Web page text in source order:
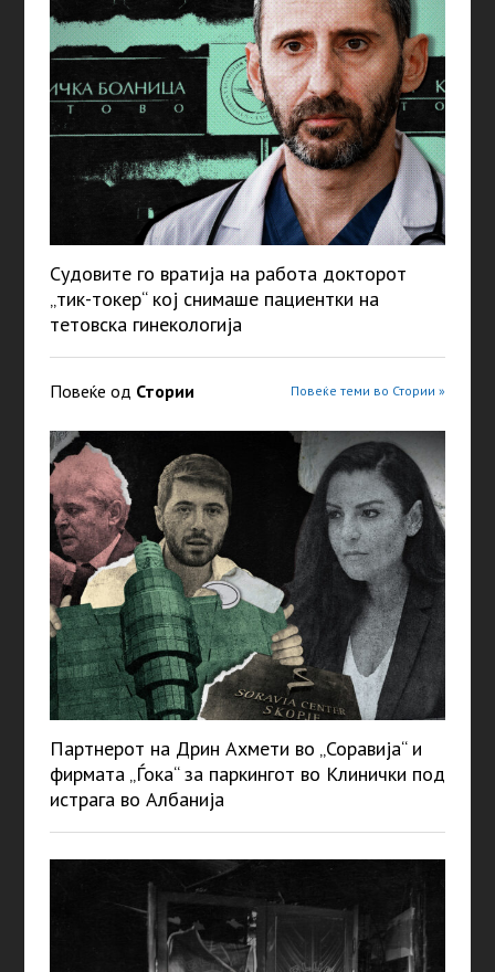
Судовите го вратија на работа докторот
„тик-токер“ кој снимаше пациентки на
тетовска гинекологија
Повеќе од Стории Повеќе теми во Стории »
Партнерот на Дрин Ахмети во „Соравија“ и
фирмата „Ѓока“ за паркингот во Клинички под
истрага во Албанија